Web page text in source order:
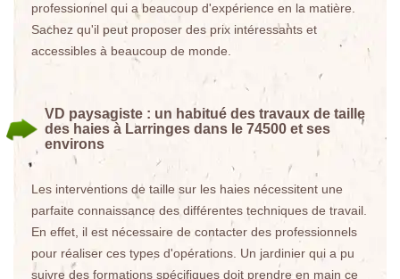
professionnel qui a beaucoup d'expérience en la matière.
Sachez qu'il peut proposer des prix intéressants et
accessibles à beaucoup de monde.
VD paysagiste : un habitué des travaux de taille
des haies à Larringes dans le 74500 et ses
environs
Les interventions de taille sur les haies nécessitent une
parfaite connaissance des différentes techniques de travail.
En effet, il est nécessaire de contacter des professionnels
pour réaliser ces types d'opérations. Un jardinier qui a pu
suivre des formations spécifiques doit prendre en main ce